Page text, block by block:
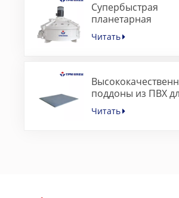
Супербыстрая
планетарная
машина для
Читать
поддоны из ПВХ
тротуарной плитки
машины для
Читать